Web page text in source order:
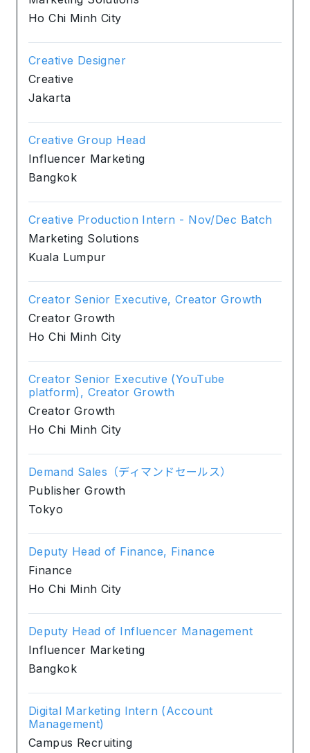
Ho Chi Minh City
Creative Designer
Creative
Jakarta
Creative Group Head
Influencer Marketing
Bangkok
Creative Production Intern - Nov/Dec Batch
Marketing Solutions
Kuala Lumpur
Creator Senior Executive, Creator Growth
Creator Growth
Ho Chi Minh City
Creator Senior Executive (YouTube
platform), Creator Growth
Creator Growth
Ho Chi Minh City
Demand Sales（ディマンドセールス）
Publisher Growth
Tokyo
Deputy Head of Finance, Finance
Finance
Ho Chi Minh City
Deputy Head of Influencer Management
Influencer Marketing
Bangkok
Digital Marketing Intern (Account
Management)
Campus Recruiting